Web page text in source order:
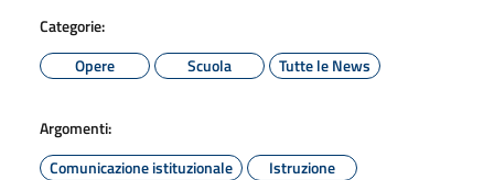
Categorie:
Opere
Scuola Tutte le News
Argomenti:
Comunicazione istituzionale
Istruzione